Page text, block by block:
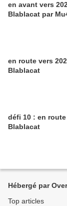
en avant vers
Blablacat par
en route vers
Blablacat
défi 10 : en
Blablacat
Hébergé par
Top articles